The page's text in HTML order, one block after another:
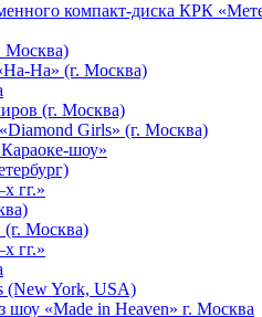
компакт-диска КРК
Москва)
На» (г. Москва)
(г. Москва)
Girls» (г. Москва)
шоу»
гг.»
Москва)
гг.»
(New York, USA)
шоу «Made in Heaven» г. Москва